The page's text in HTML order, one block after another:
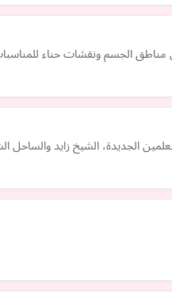
الجسم ونقشات حناء
الجديدة، الشيخ زايد